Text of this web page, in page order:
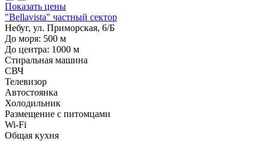
Показать цены
"Bellavista" частный сектор
Небуг, ул. Приморская, 6/Б
До моря: 500 м
До центра: 1000 м
Стиральная машина
СВЧ
Телевизор
Автостоянка
Холодильник
Размещение с питомцами
Wi-Fi
Общая кухня